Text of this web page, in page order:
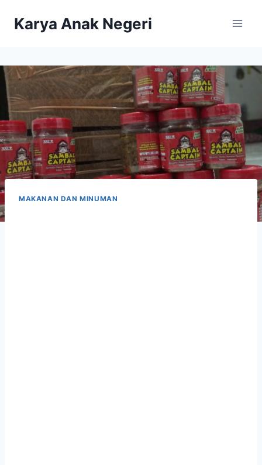
Karya Anak Negeri
MAKANAN DAN MINUMAN